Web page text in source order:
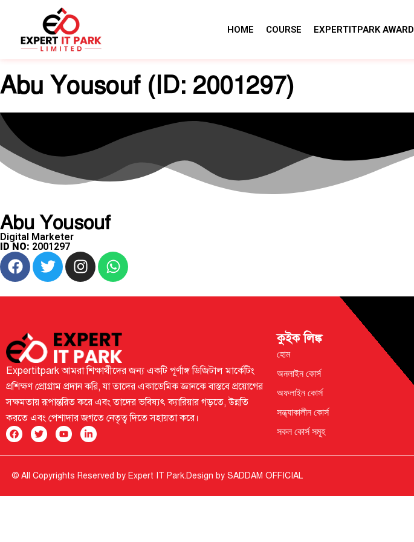
HOME COURSE EXPERTITPARK AWARD
Abu Yousouf (ID: 2001297)
Abu Yousouf
Digital Marketer
ID NO: 2001297
Expertitpark আমরা শিক্ষার্থীদের জন্য একটি পূর্ণাঙ্গ ডিজিটাল মার্কেটিং
প্রশিক্ষণ প্রোগ্রাম প্রদান করি, যা তাদের একাডেমিক জ্ঞানকে বাস্তবে প্রয়োগের
সক্ষমতায় রূপান্তরিত করে এবং তাদের ভবিষ্যৎ ক্যারিয়ার গড়তে, উন্নতি
করতে এবং পেশাদার জগতে নেতৃত্ব দিতে সহায়তা করে।
কুইক লিঙ্ক
হোম
অনলাইন কোর্স
অফলাইন কোর্স
সন্ধ্যাকালীন কোর্স
সকল কোর্স সমূহ
© All Copyrights Reserved by Expert IT Park.Design by SADDAM OFFICIAL